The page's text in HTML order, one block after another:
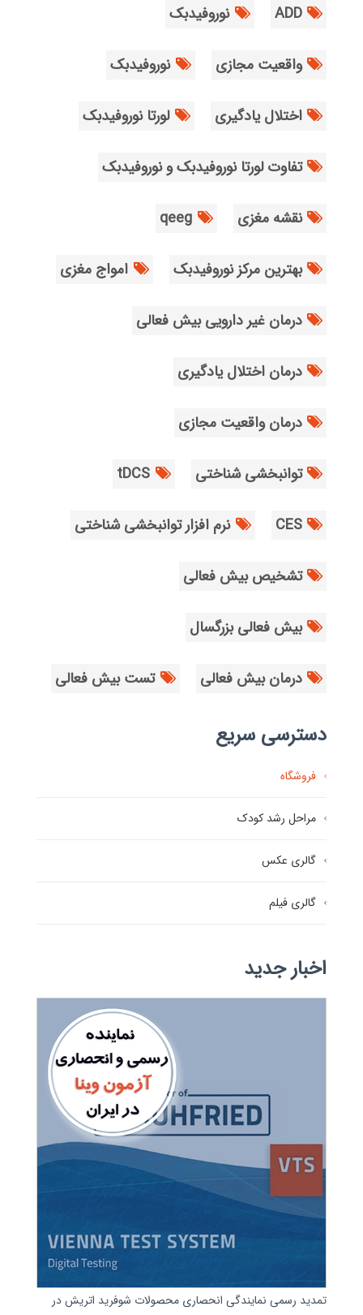
ADD نوروفیدبک
واقعیت مجازی نوروفیدبک
اختلال یادگیری لورتا نوروفیدبک
تفاوت لورتا نوروفیدبک و نوروفیدبک
نقشه مغزی qeeg
بهترین مرکز نوروفیدبک امواج مغزی
درمان غیر دارویی بیش فعالی
درمان اختلال یادگیری
درمان واقعیت مجازی
توانبخشی شناختی tDCS
CES نرم افزار توانبخشی شناختی
تشخیص بیش فعالی
بیش فعالی بزرگسال
درمان بیش فعالی تست بیش فعالی
دسترسی سریع
فروشگاه
مراحل رشد کودک
گالری عکس
گالری فیلم
اخبار جدید
تمدید رسمی نمایندگی انحصاری محصولات شوفرید اتریش در